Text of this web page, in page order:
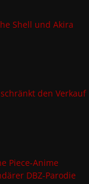
Shell und Akira
den Verkauf
Piece-Anime
DBZ-Parodie